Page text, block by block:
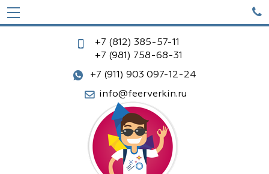

+7 (812) 385-57-11
+7 (981) 758-68-31
+7 (911) 903 097-12-24
info@feerverkin.ru